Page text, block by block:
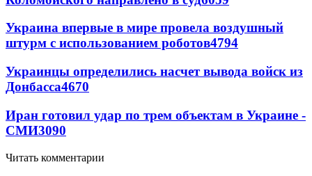
Украина впервые в мире провела воздушный
штурм с использованием роботов4794
Украинцы определились насчет вывода войск из
Донбасса4670
Иран готовил удар по трем объектам в Украине -
СМИ3090
Читать комментарии